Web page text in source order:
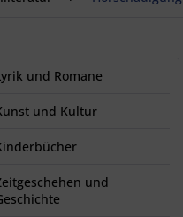
und Romane
und Kultur
und